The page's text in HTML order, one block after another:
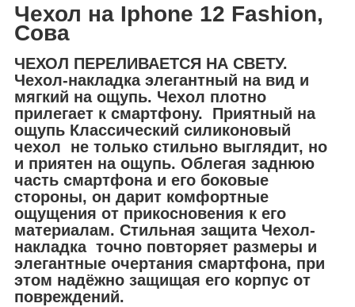
Чехол на Iphone 12 Fashion,
Сова
ЧЕХОЛ ПЕРЕЛИВАЕТСЯ НА СВЕТУ.
Чехол-накладка элегантный на вид и
мягкий на ощупь. Чехол плотно
прилегает к смартфону. Приятный на
ощупь Классический силиконовый
чехол не только стильно выглядит, но
и приятен на ощупь. Облегая заднюю
часть смартфона и его боковые
стороны, он дарит комфортные
ощущения от прикосновения к его
материалам. Стильная защита Чехол-
накладка точно повторяет размеры и
элегантные очертания смартфона, при
этом надёжно защищая его корпус от
повреждений.